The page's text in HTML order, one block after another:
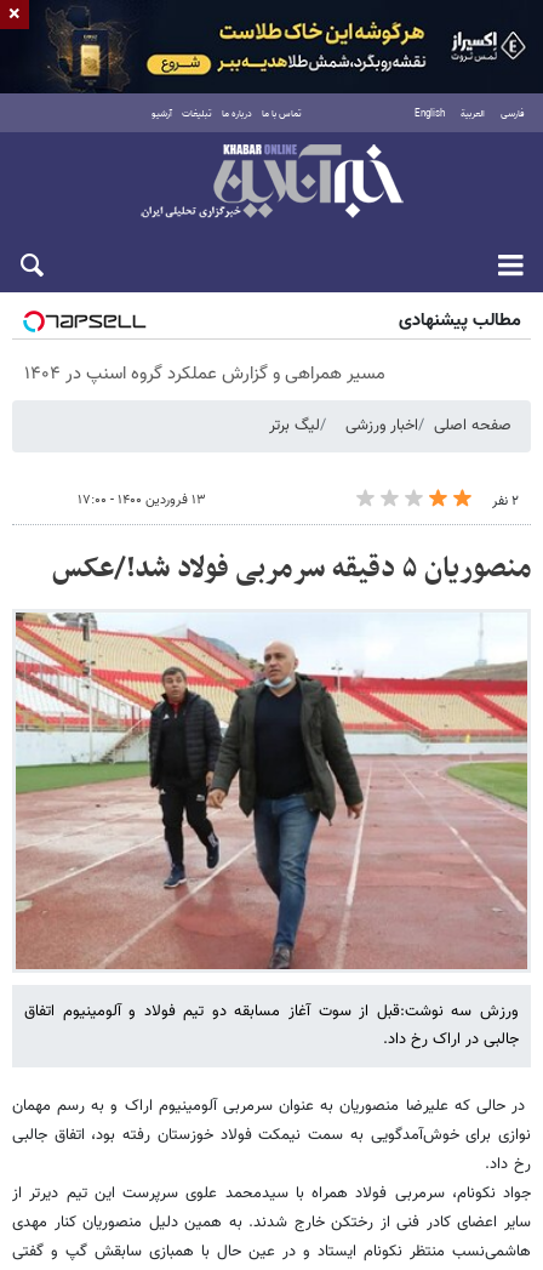
فارسی العربية English تماس با ما درباره ما تبلیغات آرشیو
پنجشنبه ۱۵ مرداد ۱۴۰۵
مطالب پیشنهادی
مسیر همراهی و گزارش عملکرد گروه اسنپ در ۱۴۰۴
صفحه اصلی اخبار ورزشی لیگ برتر
۲ نفر ۱۳ فروردین ۱۴۰۰ - ۱۷:۰۰
منصوریان ۵ دقیقه سرمربی فولاد شد!/عکس
ورزش سه نوشت:قبل از سوت آغاز مسابقه دو تیم فولاد و آلومینیوم اتفاق
جالبی در اراک رخ داد.
در حالی که علیرضا منصوریان به عنوان سرمربی آلومینیوم اراک و به رسم مهمان
نوازی برای خوش‌آمدگویی به سمت نیمکت فولاد خوزستان رفته بود، اتفاق جالبی
رخ داد.
جواد نکونام، سرمربی فولاد همراه با سیدمحمد علوی سرپرست این تیم دیرتر از
سایر اعضای کادر فنی از رختکن خارج شدند. به همین دلیل منصوریان کنار مهدی
هاشمی‌نسب منتظر نکونام ایستاد و در عین حال با همبازی سابقش گپ و گفتی
×